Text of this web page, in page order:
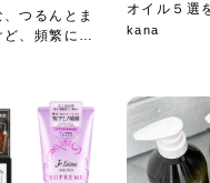
、つるんとま
、頻繁に通
オイル５選
00...
kana